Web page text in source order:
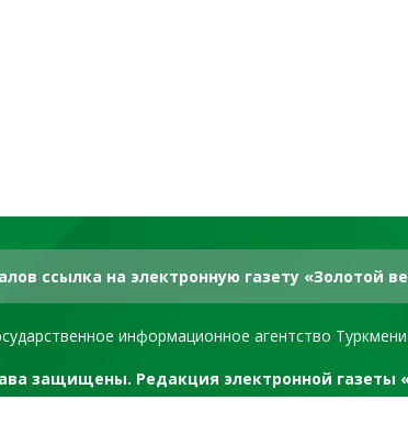
ссылка на электронную газету «Золотой
информационное агентство
защищены. Редакция электронной газеты